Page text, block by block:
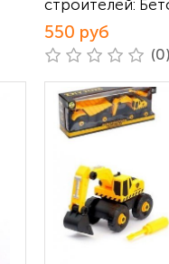
строителей:
550 руб